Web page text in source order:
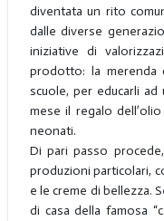
diventata un rito
dalle diverse
iniziative di
prodotto: la
scuole, per educarli ad
mese il regalo
neonati.
Di pari passo
produzioni particolari,
e le creme di bellezza.
di casa della famosa